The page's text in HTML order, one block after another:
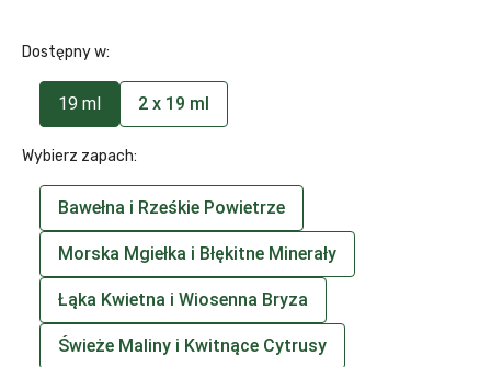
Dostępny w:
19 ml 2 x 19 ml
Wybierz zapach:
Bawełna i Rześkie Powietrze
Morska Mgiełka i Błękitne Minerały
Łąka Kwietna i Wiosenna Bryza
Świeże Maliny i Kwitnące Cytrusy